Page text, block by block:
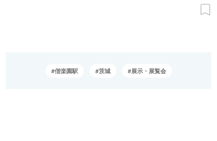
偕楽園駅 茨城 展示・展覧会